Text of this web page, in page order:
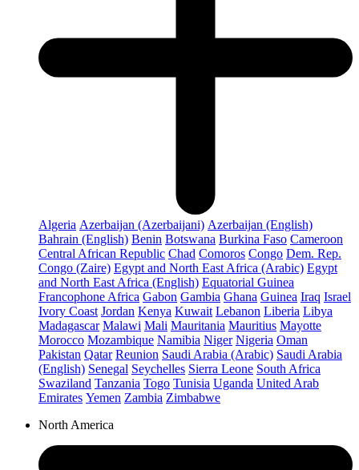
Algeria Azerbaijan (Azerbaijani) Azerbaijan (English)
Bahrain (English) Benin Botswana Burkina Faso Cameroon
Central African Republic Chad Comoros Congo Dem. Rep.
Congo (Zaire) Egypt and North East Africa (Arabic) Egypt
and North East Africa (English) Equatorial Guinea
Francophone Africa Gabon Gambia Ghana Guinea Iraq Israel
Ivory Coast Jordan Kenya Kuwait Lebanon Liberia Libya
Madagascar Malawi Mali Mauritania Mauritius Mayotte
Morocco Mozambique Namibia Niger Nigeria Oman
Pakistan Qatar Reunion Saudi Arabia (Arabic) Saudi Arabia
(English) Senegal Seychelles Sierra Leone South Africa
Swaziland Tanzania Togo Tunisia Uganda United Arab
Emirates Yemen Zambia Zimbabwe
North America